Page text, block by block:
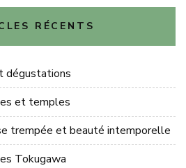
RÉCENTS
dégustations
et temples
trempée et beauté intemporelle
Tokugawa